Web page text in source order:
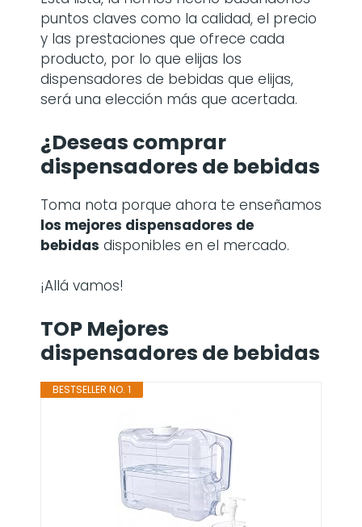
puntos claves como la calidad, el precio
y las prestaciones que ofrece cada
producto, por lo que elijas los
dispensadores de bebidas que elijas,
será una elección más que acertada.
¿Deseas comprar
dispensadores de bebidas
Toma nota porque ahora te enseñamos
los mejores dispensadores de
bebidas disponibles en el mercado.
¡Allá vamos!
TOP Mejores
dispensadores de bebidas
BESTSELLER NO. 1